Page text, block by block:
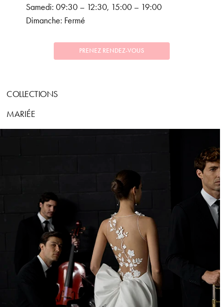
Samedi: 09:30 – 12:30, 15:00 – 19:00
Dimanche: Fermé
PRENEZ RENDEZ-VOUS
COLLECTIONS
MARIÉE